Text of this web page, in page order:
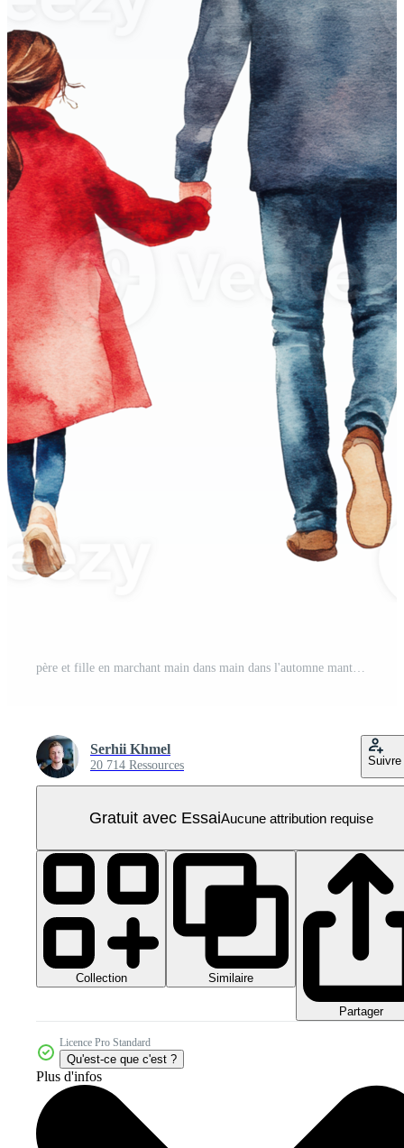
père et fille en marchant main dans main dans l'automne manteaux PNG Pro
Serhii Khmel
20 714 Ressources Suivre
Gratuit avec EssaiAucune attribution requise
Collection Similaire
Partager
Licence Pro Standard
Qu'est-ce que c'est ?
Plus d'infos